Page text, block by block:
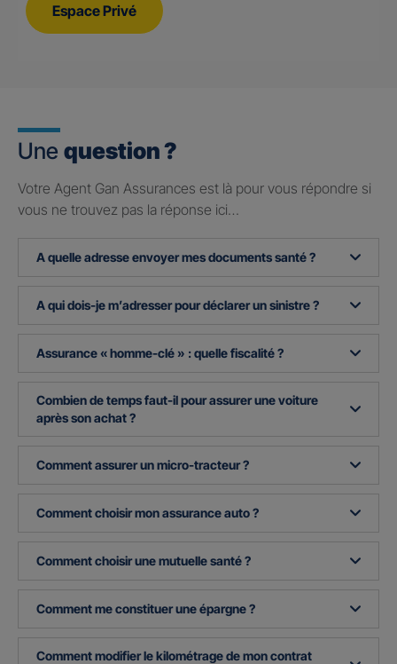
Espace Privé
Une question ?
Votre Agent Gan Assurances est là pour vous répondre si
vous ne trouvez pas la réponse ici…
A quelle adresse envoyer mes documents santé ?
A qui dois-je m’adresser pour déclarer un sinistre ?
Assurance « homme-clé » : quelle fiscalité ?
Combien de temps faut-il pour assurer une voiture
après son achat ?
Comment assurer un micro-tracteur ?
Comment choisir mon assurance auto ?
Comment choisir une mutuelle santé ?
Comment me constituer une épargne ?
Comment modifier le kilométrage de mon contrat